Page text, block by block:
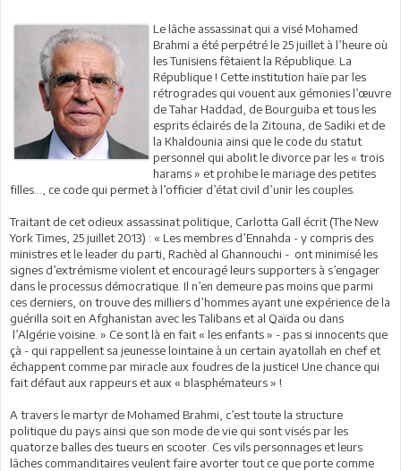
Le lâche assassinat qui a visé Mohamed
Brahmi a été perpétré le 25 juillet à l’heure où
les Tunisiens fêtaient la République. La
République ! Cette institution haïe par les
rétrogrades qui vouent aux gémonies l’œuvre
de Tahar Haddad, de Bourguiba et tous les
esprits éclairés de la Zitouna, de Sadiki et de
la Khaldounia ainsi que le code du statut
personnel qui abolit le divorce par les « trois
harams » et prohibe le mariage des petites
filles…, ce code qui permet à l’officier d’état civil d’unir les couples.
Traitant de cet odieux assassinat politique, Carlotta Gall écrit (The New
York Times, 25 juillet 2013) : « Les membres d’Ennahda - y compris des
ministres et le leader du parti, Rachèd al Ghannouchi - ont minimisé les
signes d’extrémisme violent et encouragé leurs supporters à s’engager
dans le processus démocratique. Il n’en demeure pas moins que parmi
ces derniers, on trouve des milliers d’hommes ayant une expérience de la
guérilla soit en Afghanistan avec les Talibans et al Qaïda ou dans
l’Algérie voisine. » Ce sont là en fait « les enfants » - pas si innocents que
çà - qui rappellent sa jeunesse lointaine à un certain ayatollah en chef et
échappent comme par miracle aux foudres de la justice! Une chance qui
fait défaut aux rappeurs et aux « blasphémateurs » !
A travers le martyr de Mohamed Brahmi, c’est toute la structure
politique du pays ainsi que son mode de vie qui sont visés par les
quatorze balles des tueurs en scooter. Ces vils personnages et leurs
lâches commanditaires veulent faire avorter tout ce que porte comme